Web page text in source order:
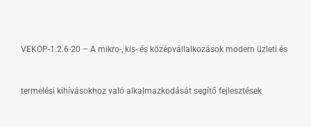
VEKOP-1.2.6-20 – A mikro-, kis- és középvállalkozások modern üzleti és
termelési kihívásokhoz való alkalmazkodását segítő fejlesztések